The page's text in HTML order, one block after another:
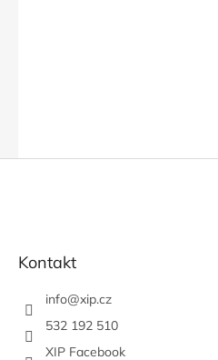
Kontakt
info@xip.cz
532 192 510
XIP Facebook